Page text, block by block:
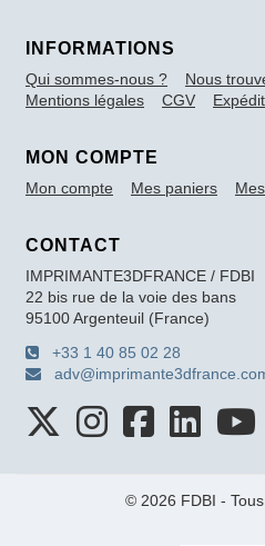
INFORMATIONS
Qui sommes-nous ? Nous
Mentions légales
CGV
MON COMPTE
Mon compte Mes paniers
CONTACT
IMPRIMANTE3DFRANCE / FDBI
22 bis rue de la voie des bans
95100 Argenteuil (France)
+33 1 40 85 02 28
© 2026 FDBI -